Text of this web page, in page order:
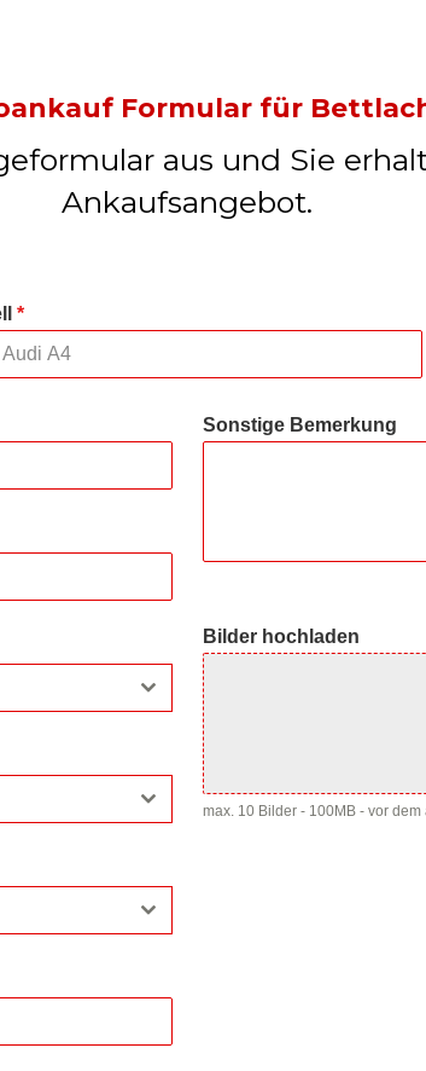
Formular für
aus und Sie
Ankaufsangebot.
*
Sonstige Bemerkung
Bilder hochladen
max. 10 Bilder - 100MB - vor